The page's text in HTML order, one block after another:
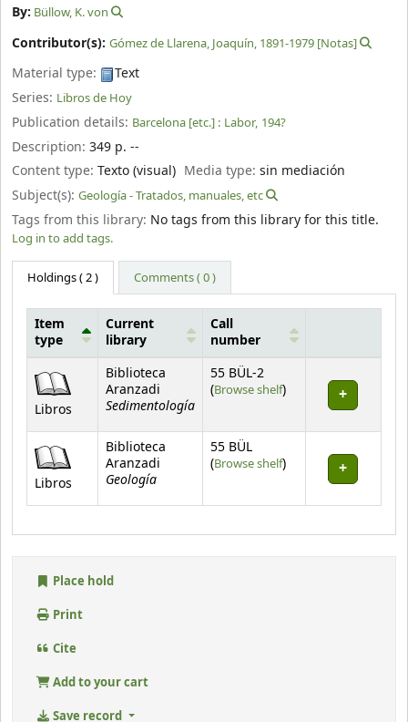
By: Büllow, K. von
Contributor(s): Gómez de Llarena, Joaquín, 1891-1979 [Notas]
Material type:
Text
Series: Libros de Hoy
Publication details: Barcelona [etc.] : Labor, 194?
Description: 349 p. --
Content type: Texto (visual) Media type:sin mediación
Subject(s): Geología - Tratados, manuales, etc
Tags from this library: No tags from this library for this title.
Log in to add tags.
Holdings( 2 ) Comments ( 0 )
Item
type
Current
library
Call
number
Libros
Biblioteca
Aranzadi
Sedimentología
55 BÜL-2
(Browse shelf(Opens below)
)
Libros
Biblioteca
Aranzadi
Geología
55 BÜL
(Browse shelf(Opens below)
)
Place hold
Print
Cite
Add to your cart
Save record